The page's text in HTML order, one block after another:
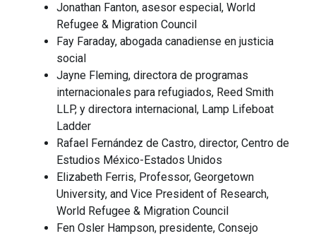
Jonathan Fanton, asesor especial, World
Refugee & Migration Council
Fay Faraday, abogada canadiense en justicia
social
Jayne Fleming, directora de programas
internacionales para refugiados, Reed Smith
LLP, y directora internacional, Lamp Lifeboat
Ladder
Rafael Fernández de Castro, director, Centro de
Estudios México-Estados Unidos
Elizabeth Ferris, Professor, Georgetown
University, and Vice President of Research,
World Refugee & Migration Council
Fen Osler Hampson, presidente, Consejo